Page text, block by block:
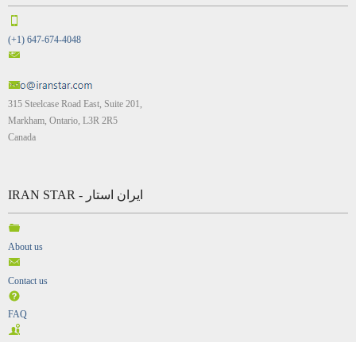
(+1) 647-674-4048
315 Steelcase Road East, Suite 201,
Markham, Ontario, L3R 2R5
Canada
IRAN STAR - ایران استار
About us
Contact us
FAQ